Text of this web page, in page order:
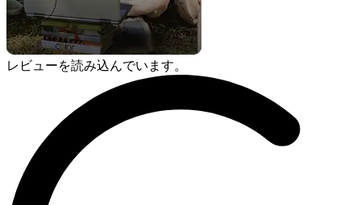
レビューを読み込んでいます。